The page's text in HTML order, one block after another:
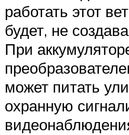
работать этот
будет, не
При
может питать
охранную